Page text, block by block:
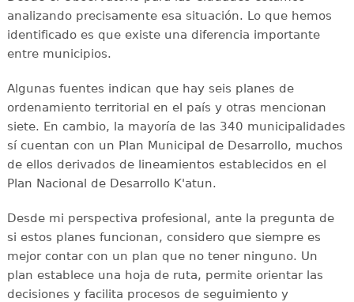
analizando precisamente esa situación. Lo que hemos
identificado es que existe una diferencia importante
entre municipios.
Algunas fuentes indican que hay seis planes de
ordenamiento territorial en el país y otras mencionan
siete. En cambio, la mayoría de las 340 municipalidades
sí cuentan con un Plan Municipal de Desarrollo, muchos
de ellos derivados de lineamientos establecidos en el
Plan Nacional de Desarrollo K'atun.
Desde mi perspectiva profesional, ante la pregunta de
si estos planes funcionan, considero que siempre es
mejor contar con un plan que no tener ninguno. Un
plan establece una hoja de ruta, permite orientar las
decisiones y facilita procesos de seguimiento y